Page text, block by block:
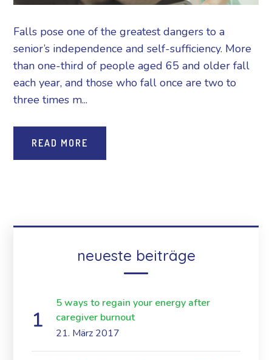
Falls pose one of the greatest dangers to a
senior’s independence and self-sufficiency. More
than one-third of people aged 65 and older fall
each year, and those who fall once are two to
three times m...
READ MORE
neueste beiträge
5 ways to regain your energy after
caregiver burnout
21. März 2017